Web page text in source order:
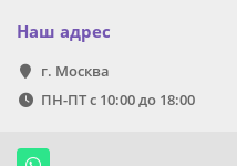
Наш адрес
г. Москва
ПН-ПТ с 10:00 до 18:00